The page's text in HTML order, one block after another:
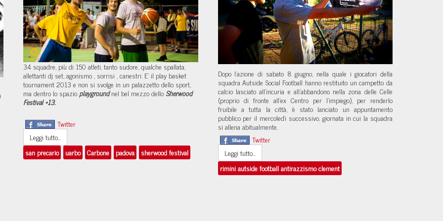
34 squadre, più di 150 atleti, tanto sudore, qualche spallata,
allettanti dj set, agonismo , sorrisi , canestri. E’ il play basket
tournament 2013 e non si svolge in un palazzetto dello sport,
ma dentro lo spazio playgroundnel bel mezzo dello Sherwood
Festival *13.
Twitter
Leggi tutto...
san precario uarbo Carbone padova sherwood festival
Dopo l'azione di sabato 8 giugno, nella quale i giocatori della
squadra Autside Social Football hanno restituito un campetto da
calcio lasciato all'incuria e all'abbandono nella zona delle Celle
(proprio di fronte all'ex Centro per l'impiego), per renderlo
fruibile a tutta la città, è stato lanciato un appuntamento
pubblico per il mercoledì successivo, giornata in cui la squadra
si allena abitualmente.
Twitter
Leggi tutto...
rimini autside football antirazzismo clement